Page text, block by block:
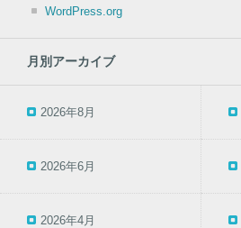
WordPress.org
月別アーカイブ
2026年8月
2026年6月
2026年4月